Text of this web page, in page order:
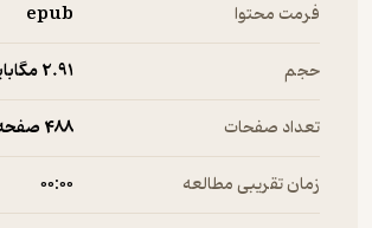
فرمت محتوا epub
حجم 2.۹۱ مگابایت
تعداد صفحات 488 صفحه
زمان تقریبی مطالعه ۰۰:۰۰